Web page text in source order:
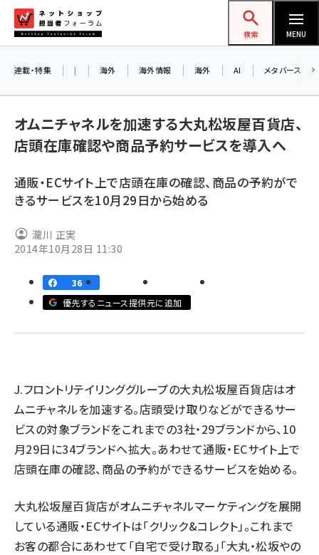
ン
ネットショップ担当者フォーラム
検索 MENU
yahoo (1894)
ecbeing (1203)
base (1068)
連載・特集 | 海外 海外情報 海外 AI メタバース
オムニチャネルを加速する大丸松坂屋百貨店、
店頭在庫確認や商品予約サービスを導入へ
通販・ECサイト上で店頭在庫の確認、商品の予約がで
きるサービスを10月29日から始める
瀧川 正実
2014年10月28日 11:30
36
優先するニュース提供元に追加
J.フロントリテイリンググループの大丸松坂屋百貨店はオ
ムニチャネルを加速する。店頭受け取りなどができるサー
ビスの対象ブランドをこれまでの3社・29ブランドから、10
月29日に34ブランドへ拡大。あわせて通販・ECサイト上で
店頭在庫の確認、商品の予約ができるサービスを始める。
大丸松坂屋百貨店がオムニチャネルマーケティングを展開
している通販・ECサイトは「クリック&コレクト」。これまで
お客の都合にあわせて「自宅で受け取る」「大丸・松坂やの
ア
参